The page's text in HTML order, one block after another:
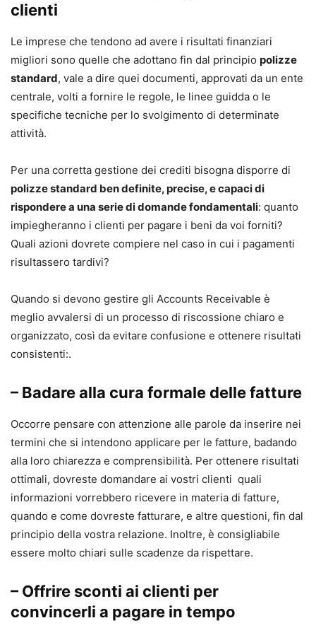
clienti
Le imprese che tendono ad avere i risultati finanziari
migliori sono quelle che adottano fin dal principio polizze
standard, vale a dire quei documenti, approvati da un ente
centrale, volti a fornire le regole, le linee guidda o le
specifiche tecniche per lo svolgimento di determinate
attività.
Per una corretta gestione dei crediti bisogna disporre di
polizze standard ben definite, precise, e capaci di
rispondere a una serie di domande fondamentali: quanto
impiegheranno i clienti per pagare i beni da voi forniti?
Quali azioni dovrete compiere nel caso in cui i pagamenti
risultassero tardivi?
Quando si devono gestire gli Accounts Receivable è
meglio avvalersi di un processo di riscossione chiaro e
organizzato, così da evitare confusione e ottenere risultati
consistenti:.
– Badare alla cura formale delle fatture
Occorre pensare con attenzione alle parole da inserire nei
termini che si intendono applicare per le fatture, badando
alla loro chiarezza e comprensibilità. Per ottenere risultati
ottimali, dovreste domandare ai vostri clienti quali
informazioni vorrebbero ricevere in materia di fatture,
quando e come dovreste fatturare, e altre questioni, fin dal
principio della vostra relazione. Inoltre, è consigliabile
essere molto chiari sulle scadenze da rispettare.
– Offrire sconti ai clienti per
convincerli a pagare in tempo